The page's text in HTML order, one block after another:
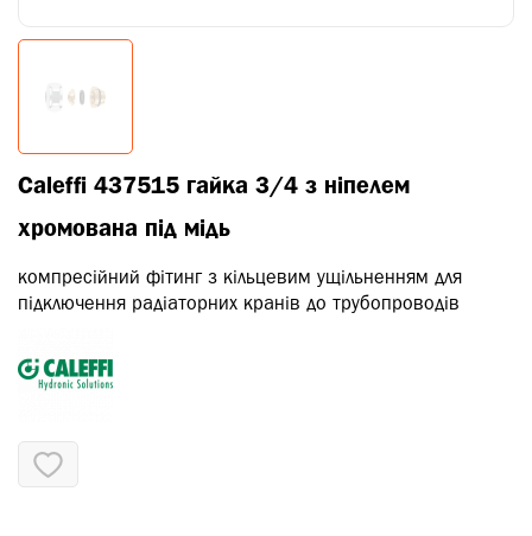
Caleffi 437515 гайка 3/4 з ніпелем
хромована під мідь
компресійний фітинг з кільцевим ущільненням для
підключення радіаторних кранів до трубопроводів